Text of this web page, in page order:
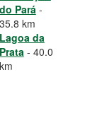
do Pará-
35.8 km
Lagoa da
Prata- 40.0
km